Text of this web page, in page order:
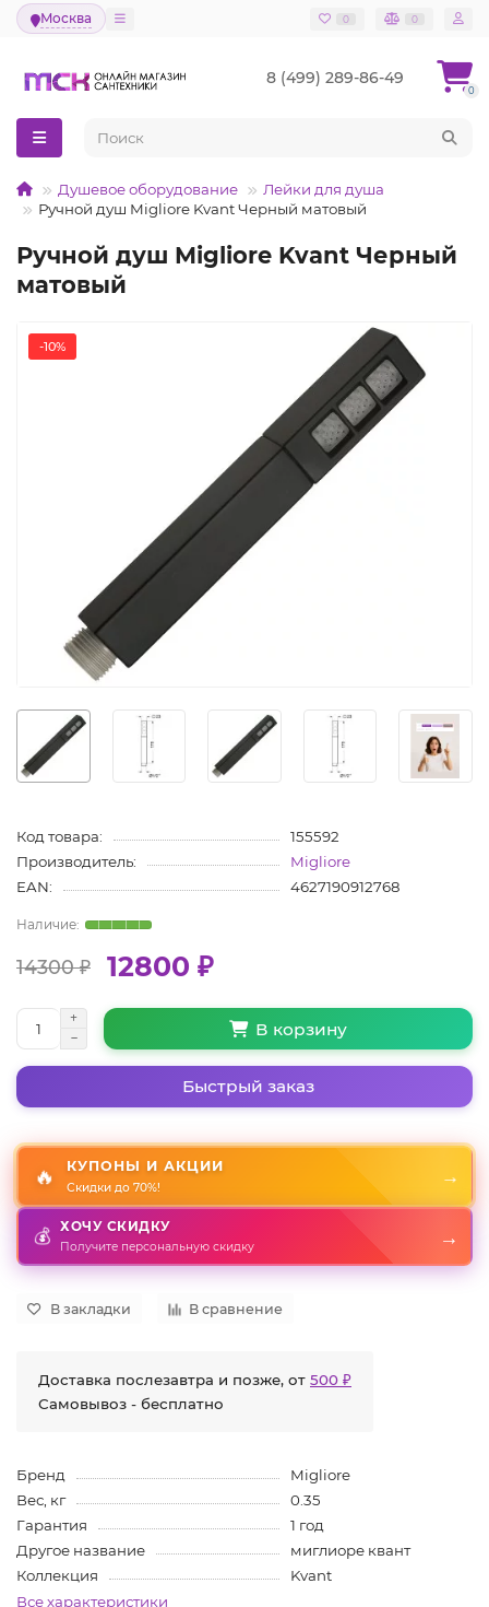
Москва 0 0
8 (499) 289-86-49
0
Душевое оборудование
Лейки для душа
Ручной душ Migliore Kvant Черный матовый
Ручной душ Migliore Kvant Черный
матовый
-10%
Код товара:
155592
Производитель:
Migliore
EAN:
4627190912768
14300 ₽ 12800 ₽
В корзину
Быстрый заказ
🔥 КУПОНЫ И АКЦИИ
Скидки до 70%!
→
💰 ХОЧУ СКИДКУ
Получите персональную скидку →
В закладки В сравнение
Доставка послезавтра и позже, от 500 ₽
Самовывоз - бесплатно
Бренд
Migliore
Вес, кг
0.35
Гарантия
1 год
Другое название
миглиоре квант
Коллекция
Kvant
Все характеристики